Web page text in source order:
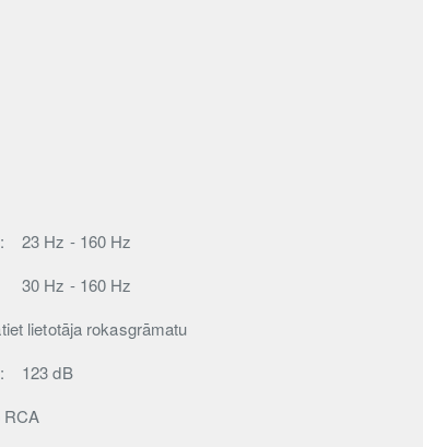
23 Hz - 160 Hz
30 Hz - 160 Hz
lietotāja rokasgrāmatu
123 dB
RCA